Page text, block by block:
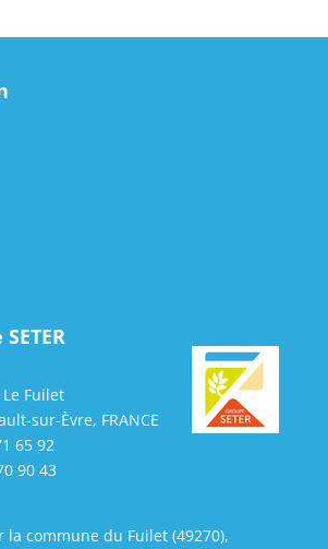
Fuilet
sur-Èvre, FRANCE
65 92
90 43
la commune du Fuilet (49270),